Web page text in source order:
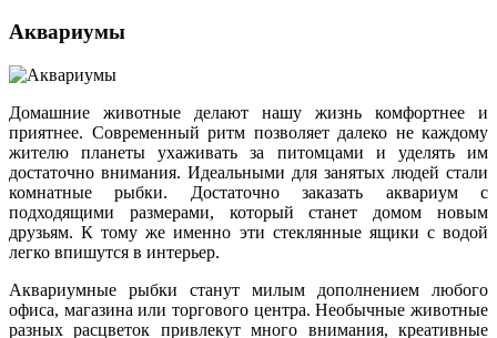
Аквариумы
Домашние животные делают нашу жизнь комфортнее и
приятнее. Современный ритм позволяет далеко не каждому
жителю планеты ухаживать за питомцами и уделять им
достаточно внимания. Идеальными для занятых людей стали
комнатные рыбки. Достаточно заказать аквариум с
подходящими размерами, который станет домом новым
друзьям. К тому же именно эти стеклянные ящики с водой
легко впишутся в интерьер.
Аквариумные рыбки станут милым дополнением любого
офиса, магазина или торгового центра. Необычные животные
разных расцветок привлекут много внимания, креативные